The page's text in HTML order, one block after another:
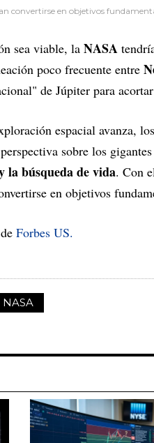
convertirse en objetivos
sea viable, la NASA
poco frecuente entre
de Júpiter para
espacial avanza,
sobre los
la búsqueda de vida. Con
en objetivos
Forbes US.
NASA